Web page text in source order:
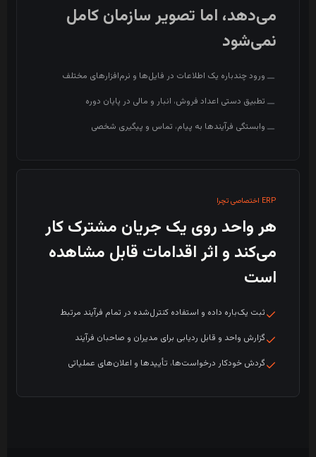
می‌دهد، اما تصویر سازمان کامل
نمی‌شود
ورود چندباره یک اطلاعات در فایل‌ها و نرم‌افزارهای مختلف
تطبیق دستی اعداد فروش، انبار و مالی در پایان دوره
وابستگی فرآیندها به پیام، تماس و پیگیری شخصی
ERP اختصاصی تچرا
هر واحد روی یک جریان مشترک کار
می‌کند و اثر اقدامات قابل مشاهده
است
ثبت یک‌باره داده و استفاده کنترل‌شده در تمام فرآیند مرتبط
گزارش واحد و قابل ردیابی برای مدیران و صاحبان فرآیند
گردش خودکار درخواست‌ها، تأییدها و اعلان‌های عملیاتی